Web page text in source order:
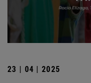
23 | 04 | 2025